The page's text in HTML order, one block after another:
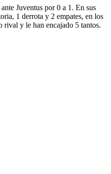
Juventus por 0 a 1. En sus
1 derrota y 2 empates, en los
rival y le han encajado 5 tantos.